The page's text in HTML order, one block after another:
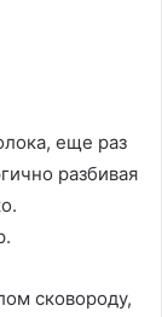
еще раз
разбивая
сковороду,